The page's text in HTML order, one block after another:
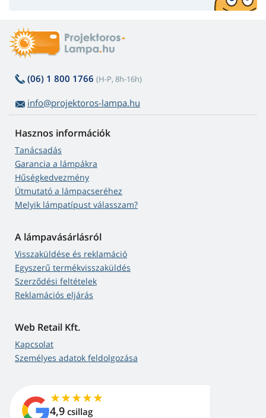
(06) 1 800 1766 (H-P, 8h-16h)
info@projektoros-lampa.hu
Hasznos információk
Tanácsadás
Garancia a lámpákra
Hűségkedvezmény
Útmutató a lámpacseréhez
Melyik lámpatípust válasszam?
A lámpavásárlásról
Visszaküldése és reklamáció
Egyszerű termékvisszaküldés
Szerződési feltételek
Reklamációs eljárás
Web Retail Kft.
Kapcsolat
Személyes adatok feldolgozása
4,9 csillag